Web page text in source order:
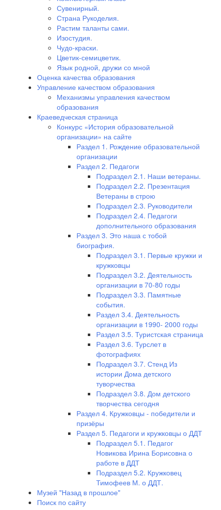
Сувенирный.
Страна Рукоделия.
Растим таланты сами.
Изостудия.
Чудо-краски.
Цветик-семицветик.
Язык родной, дружи со мной
Оценка качества образования
Управление качеством образования
Механизмы управления качеством
образования
Краеведческая страница
Конкурс «История образовательной
организации» на сайте
Раздел 1. Рождение образовательной
организации
Раздел 2. Педагоги
Подраздел 2.1. Наши ветераны.
Подраздел 2.2. Презентация
Ветераны в строю
Подраздел 2.3. Руководители
Подраздел 2.4. Педагоги
дополнительного образования
Раздел 3. Это наша с тобой
биография.
Подраздел 3.1. Первые кружки и
кружковцы
Подраздел 3.2. Деятельность
организации в 70-80 годы
Подраздел 3.3. Памятные
события.
Раздел 3.4. Деятельность
организации в 1990- 2000 годы
Раздел 3.5. Туристская страница
Раздел 3.6. Турслет в
фотографиях
Подраздел 3.7. Стенд Из
истории Дома детского
туворчества
Подраздел 3.8. Дом детского
творчества сегодня
Раздел 4. Кружковцы - победители и
призёры
Раздел 5. Педагоги и кружковцы о ДДТ
Подраздел 5.1. Педагог
Новикова Ирина Борисовна о
работе в ДДТ
Подраздел 5.2. Кружковец
Тимофеев М. о ДДТ.
Музей "Назад в прошлое"
Поиск по сайту